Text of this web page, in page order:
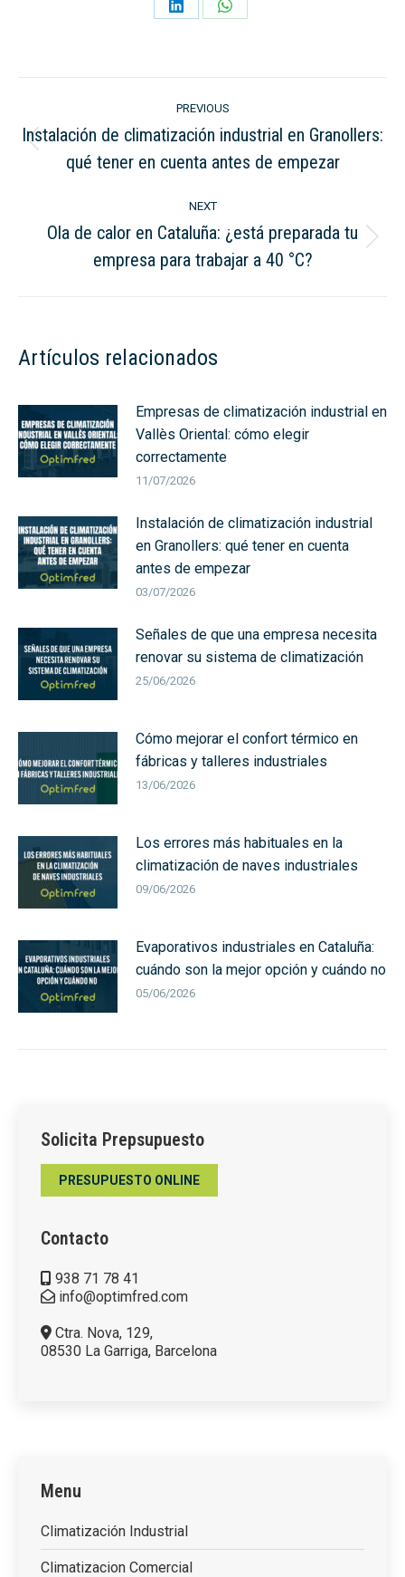
Share
Share
navigation
PREVIOUS
post:
Instalación de climatización industrial en Granollers:
qué tener en cuenta antes de empezar
NEXT
Next
post:
Ola de calor en Cataluña: ¿está preparada tu
empresa para trabajar a 40 °C?
Artículos relacionados
Empresas de climatización industrial en
Vallès Oriental: cómo elegir
correctamente
11/07/2026
Instalación de climatización industrial
en Granollers: qué tener en cuenta
antes de empezar
03/07/2026
Señales de que una empresa necesita
renovar su sistema de climatización
25/06/2026
Cómo mejorar el confort térmico en
fábricas y talleres industriales
13/06/2026
Los errores más habituales en la
climatización de naves industriales
09/06/2026
Evaporativos industriales en Cataluña:
cuándo son la mejor opción y cuándo no
05/06/2026
Solicita Prepsupuesto
PRESUPUESTO ONLINE
Contacto
938 71 78 41
info@optimfred.com
Ctra. Nova, 129,
08530 La Garriga, Barcelona
Menu
Climatización Industrial
Climatizacion Comercial